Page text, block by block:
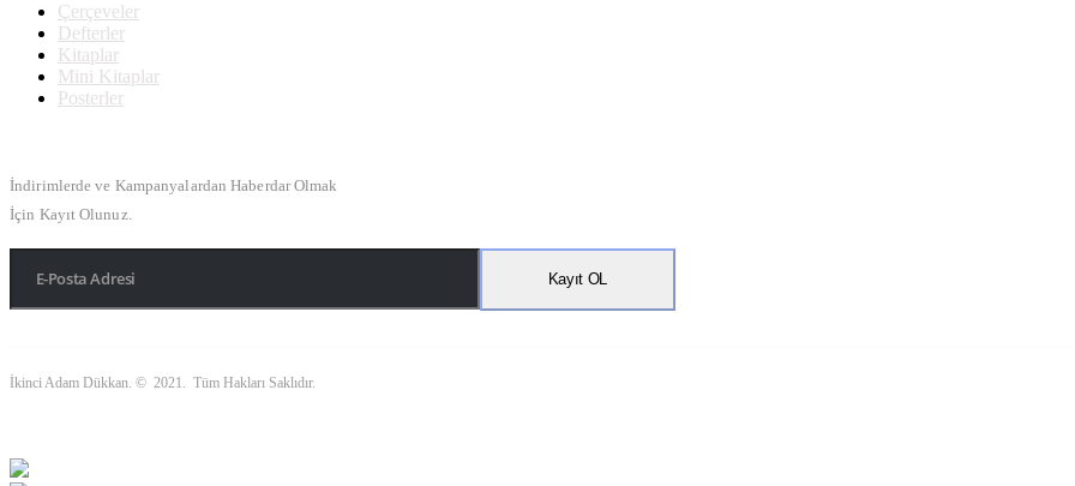
Çerçeveler
Defterler
Kitaplar
Mini Kitaplar
Posterler
İndirimlerde ve Kampanyalardan Haberdar Olmak
İçin Kayıt Olunuz.
İkinci Adam Dükkan. © 2021. Tüm Hakları Saklıdır.